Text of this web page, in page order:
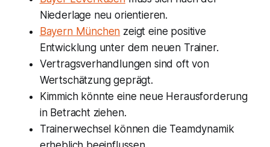
Niederlage neu orientieren.
Bayern München zeigt eine positive
Entwicklung unter dem neuen Trainer.
Vertragsverhandlungen sind oft von
Wertschätzung geprägt.
Kimmich könnte eine neue Herausforderung
in Betracht ziehen.
Trainerwechsel können die Teamdynamik